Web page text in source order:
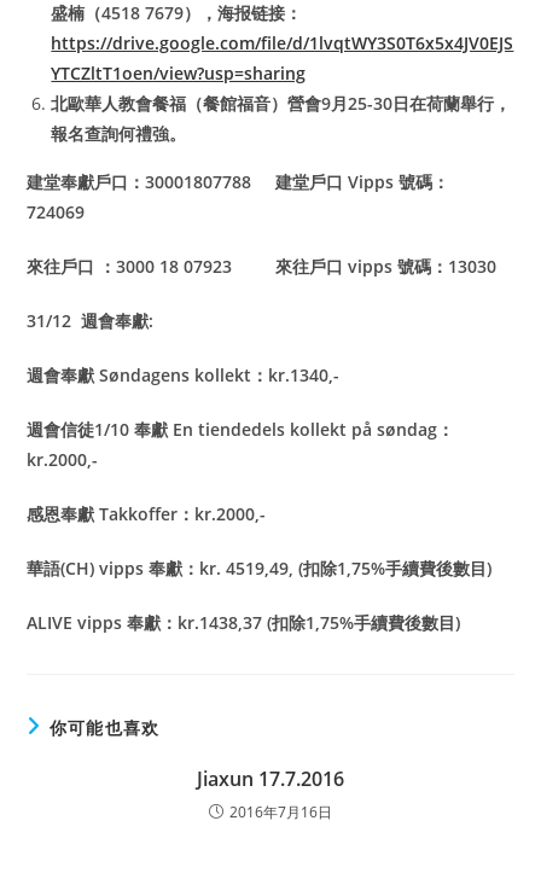
盛楠（4518 7679），海报链接：
https://drive.google.com/file/d/1lvqtWY3S0T6x5x4JV0EJS
YTCZltT1oen/view?usp=sharing
北歐華人教會餐福（餐館福音）營會9月25-30日在荷蘭舉行，
報名查詢何禮強。
建堂奉獻戶口：30001807788 建堂戶口 Vipps 號碼：
724069
來往戶口 ：3000 18 07923 來往戶口 vipps 號碼：13030
31/12 週會奉獻:
週會奉獻 Søndagens kollekt：kr.1340,-
週會信徒1/10 奉獻 En tiendedels kollekt på søndag：
kr.2000,-
感恩奉獻 Takkoffer：kr.2000,-
華語(CH) vipps 奉獻：kr. 4519,49, (扣除1,75%手續費後數目)
ALIVE vipps 奉獻：kr.1438,37 (扣除1,75%手續費後數目)
你可能也喜欢
Jiaxun 17.7.2016
2016年7月16日